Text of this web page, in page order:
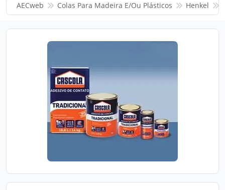
AECweb Colas Para Madeira E/ou Plásticos Henkel